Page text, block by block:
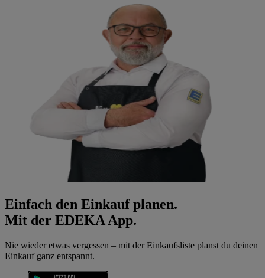
Einfach den Einkauf planen.
Mit der EDEKA App.
Nie wieder etwas vergessen – mit der Einkaufsliste planst du deinen
Einkauf ganz entspannt.